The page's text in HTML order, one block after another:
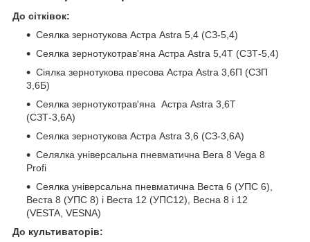
До сітківок:
Сеялка зернотукова Астра Astra 5,4 (СЗ-5,4)
Сеялка зернотукотрав'яна Астра Astra 5,4Т (СЗТ-5,4)
Сіялка зернотукова пресова Астра Astra 3,6П (СЗП
3,6Б)
Сеялка зернотукотрав'яна Астра Astra 3,6Т
(СЗТ-3,6А)
Сеялка зернотукова Астра Astra 3,6 (СЗ-3,6А)
Селялка універсальна пневматична Вега 8 Vega 8
Profi
Сеялка універсальна пневматична Веста 6 (УПС 6),
Веста 8 (УПС 8) і Веста 12 (УПС12), Весна 8 і 12
(VESTA, VESNA)
До культиваторів: